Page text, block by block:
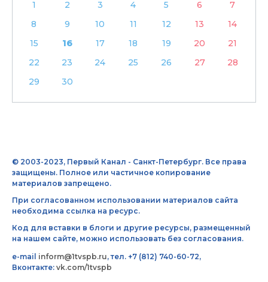
1 2 3 4 5 6
7
8
9 10 11 12 13
14
15
16 17 18 19 20
21
22
23 24 25 26 27
28
29
30
© 2003-2023, Первый Канал - Санкт-Петербург. Все права
защищены. Полное или частичное копирование
материалов запрещено.
При согласованном использовании материалов сайта
необходима ссылка на ресурс.
Код для вставки в блоги и другие ресурсы, размещенный
на нашем сайте, можно использовать без согласования.
e-mail inform@1tvspb.ru, тел. +7 (812) 740-60-72,
Вконтакте: vk.com/1tvspb